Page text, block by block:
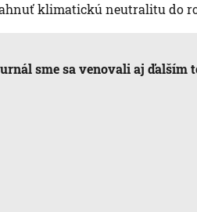
klimatickú neutralitu do
sme sa venovali aj ďalším